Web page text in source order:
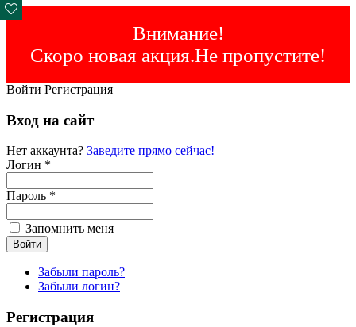
Внимание!
Скоро новая акция.Не пропустите!
Войти Регистрация
Вход на сайт
Нет аккаунта? Заведите прямо сейчас!
Логин *
Пароль *
Запомнить меня
Забыли пароль?
Забыли логин?
Регистрация